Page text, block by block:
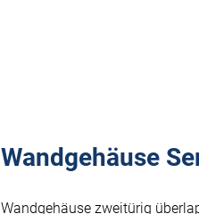
Wandgehäuse
Wandgehäuse zweitürig